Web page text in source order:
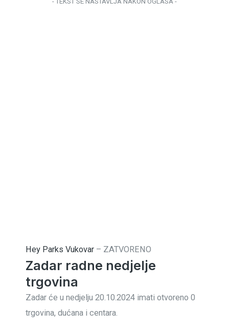
Hey Parks Vukovar – ZATVORENO
Zadar radne nedjelje
trgovina
Zadar će u nedjelju 20.10.2024 imati otvoreno 0
trgovina, dućana i centara.